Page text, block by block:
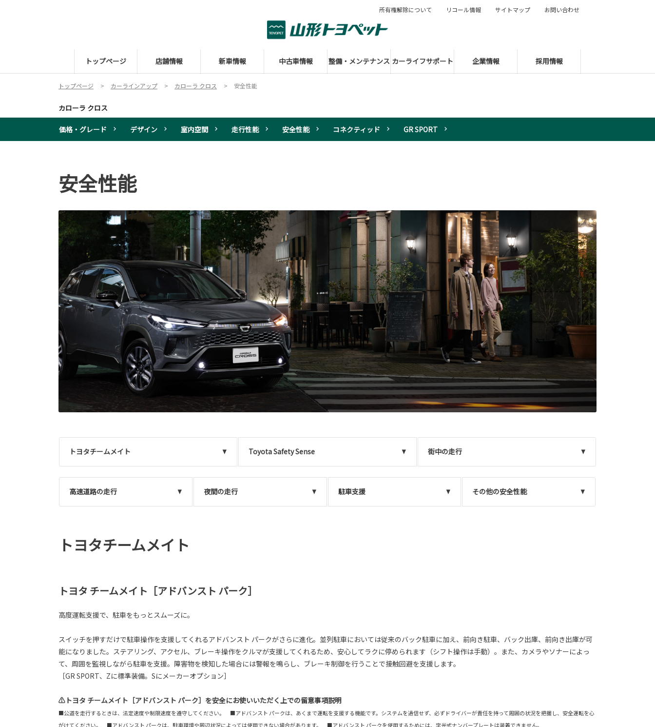
トップページ 店舗情報 新車情報 中古車情報 整備・メンテナンス カーライフサポート 企業情報 採用情報
所有権解除について リコール情報 サイトマップ お問い合わせ
トップページ カーラインアップ カローラ クロス 安全性能
カローラ クロス
価格・グレード デザイン 室内空間 走行性能 安全性能 コネクティッド GR SPORT
安全性能
トヨタチームメイト Toyota Safety Sense 街中の走行
高速道路の走行 夜間の走行 駐車支援 その他の安全性能
トヨタチームメイト
トヨタ チームメイト［アドバンスト パーク］
高度運転支援で、駐車をもっとスムーズに。
スイッチを押すだけで駐車操作を支援してくれるアドバンスト パークがさらに進化。並列駐車においては従来のバック駐車に加え、前向き駐車、バック出庫、前向き出庫が可
能になりました。ステアリング、アクセル、ブレーキ操作をクルマが支援してくれるため、安心してラクに停められます（シフト操作は手動）。また、カメラやソナーによっ
て、周囲を監視しながら駐車を支援。障害物を検知した場合には警報を鳴らし、ブレーキ制御を行うことで接触回避を支援します。
［GR SPORT、Zに標準装備。Sにメーカーオプション］
⚠トヨタ チームメイト［アドバンスト パーク］を安全にお使いいただく上での留意事項説明
■公道を走行するときは、法定速度や制限速度を遵守してください。 ■アドバンスト パークは、あくまで運転を支援する機能です。システムを過信せず、必ずドライバーが責任を持って周囲の状況を把握し、安全運転を心
がけてください。 ■アドバンスト パークは、駐車環境や周辺状況によっては使用できない場合があります。 ■アドバンスト パークを使用するためには、字光式ナンバープレートは装着できません。